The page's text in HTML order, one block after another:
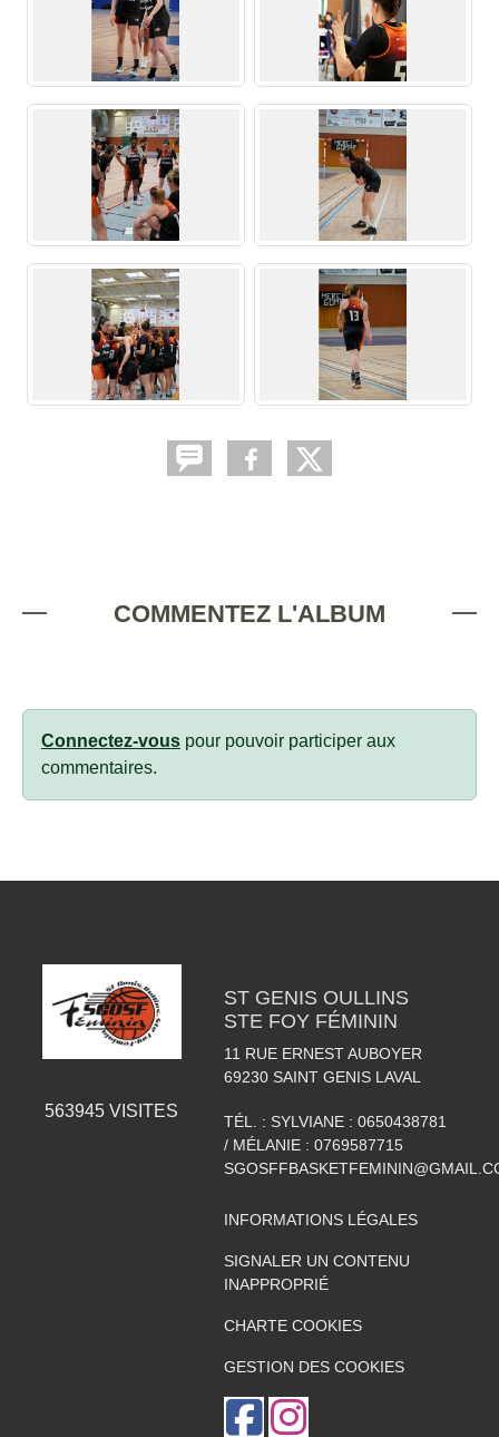
COMMENTEZ L'ALBUM
Connectez-vous pour pouvoir participer aux
commentaires.
563945 VISITES
ST GENIS OULLINS
STE FOY FÉMININ
11 RUE ERNEST AUBOYER
69230 SAINT GENIS LAVAL
TÉL. : SYLVIANE : 0650438781
/ MÉLANIE : 0769587715
INFORMATIONS LÉGALES
SIGNALER UN CONTENU
INAPPROPRIÉ
CHARTE COOKIES
GESTION DES COOKIES